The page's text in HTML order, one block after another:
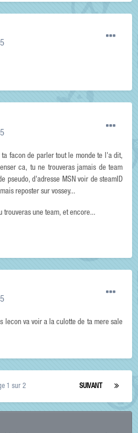
facon de parler tout le monde te l'a dit,
ca, tu ne trouveras jamais de team
pseudo, d'adresse MSN voir de steamID
reposter sur vossey...
trouveras une team, et encore...
lecon va voir a la culotte de ta mere sale
SUIVANT
1 sur 2